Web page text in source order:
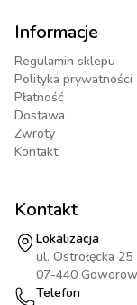
Informacje
Regulamin sklepu
Polityka prywatności
Płatność
Dostawa
Zwroty
Kontakt
Kontakt
Lokalizacja
ul. Ostrołęcka 25
07-440
Telefon